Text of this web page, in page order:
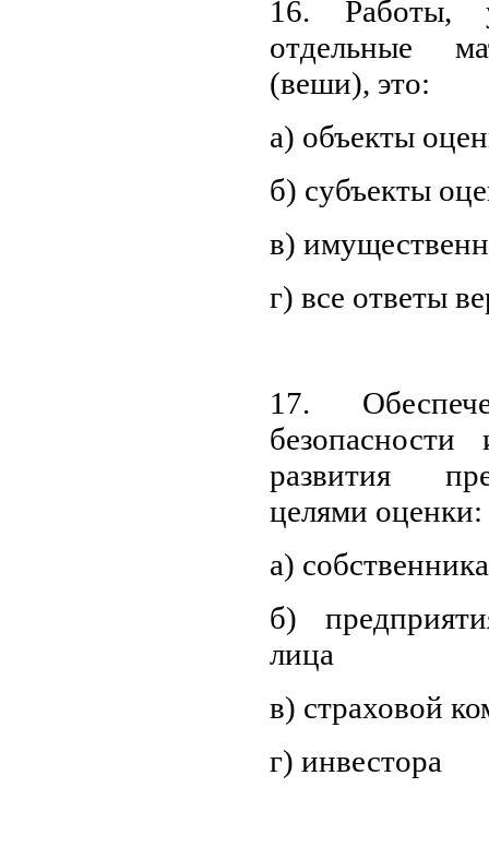
16. Работы,
отдельные
(веши), это:
а) объекты
б) субъекты
в)
г) все ответы
17.
развития
целями оценки:
а) собственника
б)
лица
в) страховой
г) инвестора